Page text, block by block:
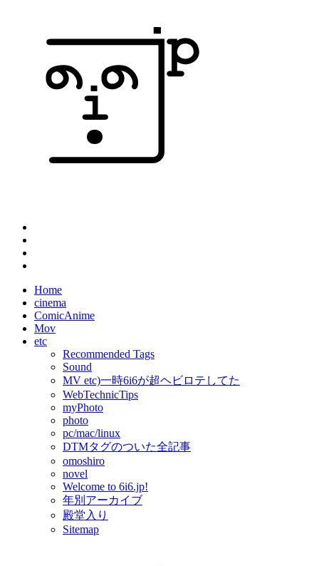
Home
cinema
ComicAnime
Mov
etc
Recommended Tags
Sound
MV etc)一時6i6が超ヘビロテしてた
WebTechnicTips
myPhoto
photo
pc/mac/linux
DTMタグのついた全記事
omoshiro
novel
Welcome to 6i6.jp!
年別アーカイブ
殿堂入り
Sitemap